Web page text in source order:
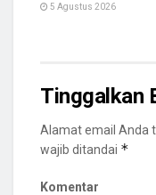
5 Agustus 2026
Tinggalkan
Alamat email Anda
wajib ditandai *
Komentar